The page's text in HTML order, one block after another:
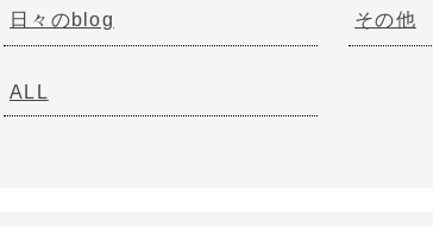
日々のblog その他
ALL